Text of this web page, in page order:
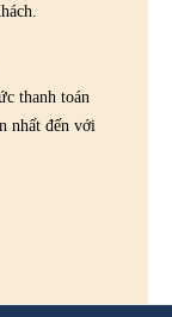
thanh toán
nhất đến với